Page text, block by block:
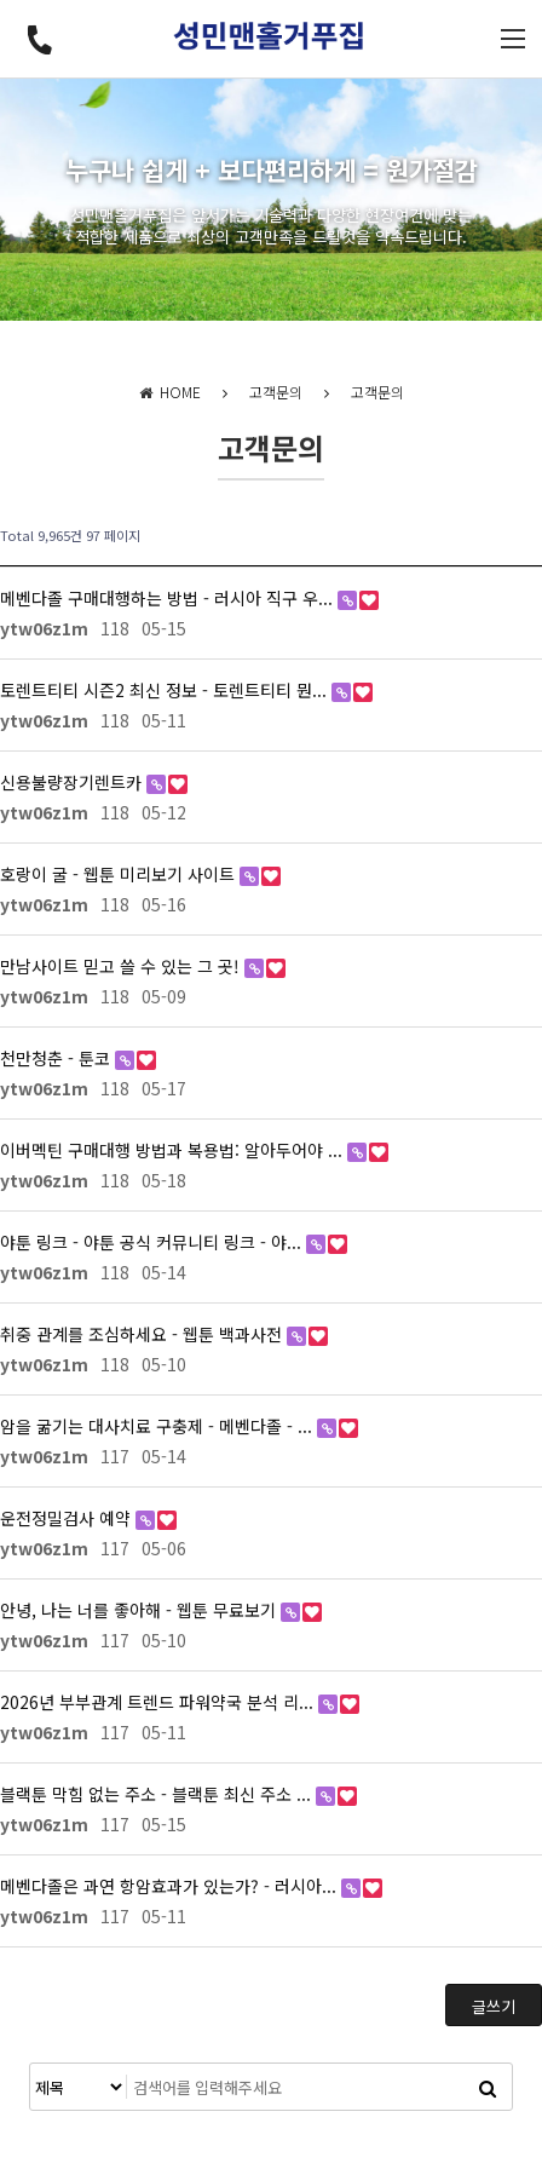
누구나 쉽게 + 보다편리하게 = 원가절감
성민맨홀거푸집은 앞서가는 기술력과 다양한 현장여건에 맞는
적합한 제품으로 최상의 고객만족을 드릴것을 약속드립니다.
HOME 고객문의 고객문의
고객문의
Total 9,965건 97 페이지
메벤다졸 구매대행하는 방법 - 러시아 직구 우...
ytw06z1m 118 05-15
토렌트티티 시즌2 최신 정보 - 토렌트티티 뭔...
ytw06z1m 118 05-11
신용불량장기렌트카
ytw06z1m 118 05-12
호랑이 굴 - 웹툰 미리보기 사이트
ytw06z1m 118 05-16
만남사이트 믿고 쓸 수 있는 그 곳!
ytw06z1m 118 05-09
천만청춘 - 툰코
ytw06z1m 118 05-17
이버멕틴 구매대행 방법과 복용법: 알아두어야 ...
ytw06z1m 118 05-18
야툰 링크 - 야툰 공식 커뮤니티 링크 - 야...
ytw06z1m 118 05-14
취중 관계를 조심하세요 - 웹툰 백과사전
ytw06z1m 118 05-10
암을 굶기는 대사치료 구충제 - 메벤다졸 - ...
ytw06z1m 117 05-14
운전정밀검사 예약
ytw06z1m 117 05-06
안녕, 나는 너를 좋아해 - 웹툰 무료보기
ytw06z1m 117 05-10
2026년 부부관계 트렌드 파워약국 분석 리...
ytw06z1m 117 05-11
블랙툰 막힘 없는 주소 - 블랙툰 최신 주소 ...
ytw06z1m 117 05-15
메벤다졸은 과연 항암효과가 있는가? - 러시아...
ytw06z1m 117 05-11
글쓰기